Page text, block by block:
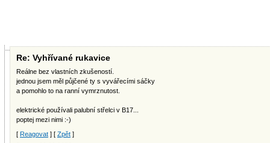
Re: Vyhřívané rukavice
Reálne bez vlastních zkušeností.
jednou jsem měl půjčené ty s vyvářecími sáčky
a pomohlo to na ranní vymrznutost.
elektrické používali palubní střelci v B17...
poptej mezi nimi :-)
[ Reagovat ] [ Zpět ]